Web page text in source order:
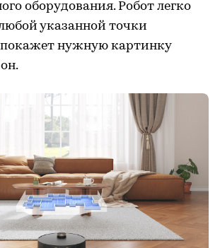
оборудования. Робот легко
указанной точки
нужную картинку